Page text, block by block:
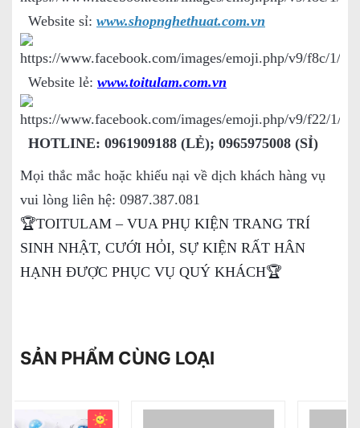
Website sỉ: www.shopnghethuat.com.vn
Website lẻ: www.toitulam.com.vn
HOTLINE: 0961909188 (LẺ); 0965975008 (SỈ)
Mọi thắc mắc hoặc khiếu nại về dịch khách hàng vụ
vui lòng liên hệ: 0987.387.081
🏆TOITULAM – VUA PHỤ KIỆN TRANG TRÍ
SINH NHẬT, CƯỚI HỎI, SỰ KIỆN RẤT HÂN
HẠNH ĐƯỢC PHỤC VỤ QUÝ KHÁCH🏆
SẢN PHẨM CÙNG LOẠI